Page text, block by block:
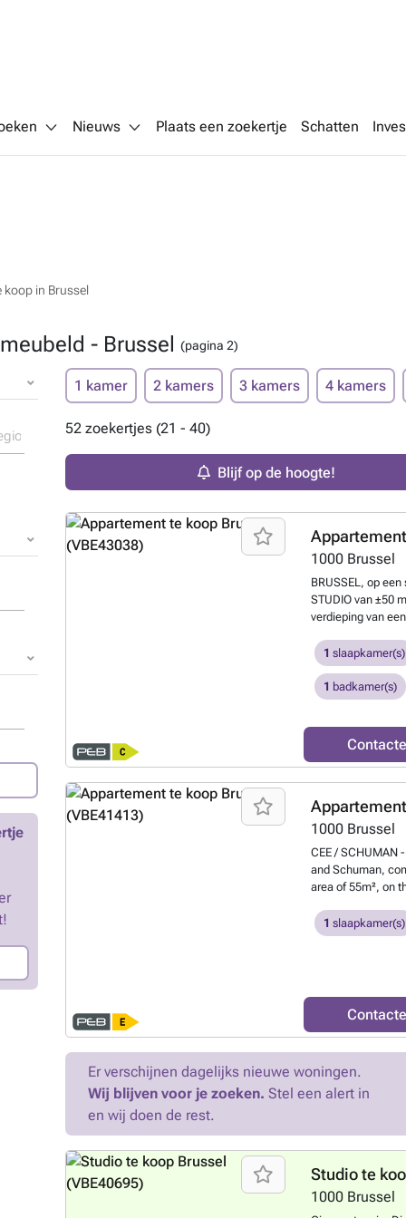
Nieuws Plaats een zoekertje Schatten
in Brussel
- Brussel (pagina 2)
1 kamer 2 kamers 3 kamers 4 kamers
52 zoekertjes (21 - 40)
Blijf op de hoogte!
1000 Brussel
BRUSSEL, op
STUDIO van ±50
verdieping van
volledig
dressing. Een
toilet met
gasketel. EPC
€90/maand.
weten?
1 slaapkamer(s)
1 badkamer(s)
1000 Brussel
CEE / SCHUMAN
and Schuman,
area of 55m², on
the balcony, fully
TV, a beautiful
1 slaapkamer(s)
Er verschijnen dagelijks nieuwe woningen.
Wij blijven voor je zoeken. Stel een alert in
en wij doen de rest.
Studio te
1000 Brussel